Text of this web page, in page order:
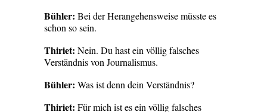
Bühler: Bei der Herangehensweise müsste es
schon so sein.
Thiriet: Nein. Du hast ein völlig falsches
Verständnis von Journalismus.
Bühler: Was ist denn dein Verständnis?
Thiriet: Für mich ist es ein völlig falsches